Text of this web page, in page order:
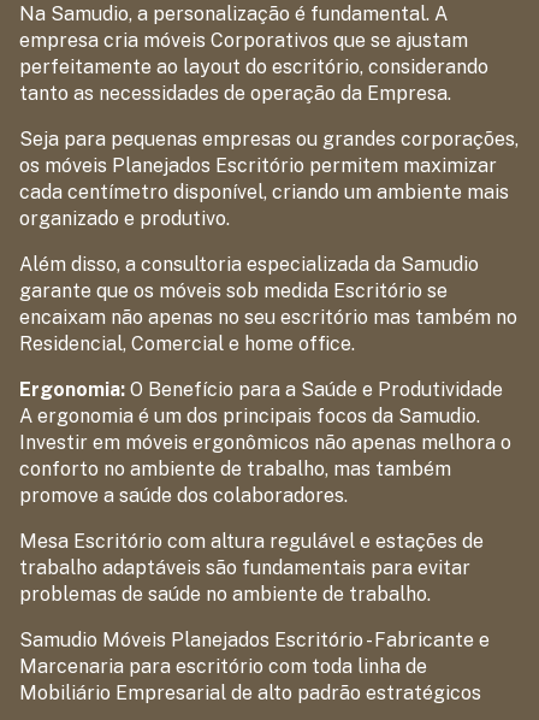
Na Samudio, a personalização é fundamental. A
empresa cria móveis Corporativos que se ajustam
perfeitamente ao layout do escritório, considerando
tanto as necessidades de operação da Empresa.
Seja para pequenas empresas ou grandes corporações,
os móveis Planejados Escritório permitem maximizar
cada centímetro disponível, criando um ambiente mais
organizado e produtivo.
Além disso, a consultoria especializada da Samudio
garante que os móveis sob medida Escritório se
encaixam não apenas no seu escritório mas também no
Residencial, Comercial e home office.
Ergonomia: O Benefício para a Saúde e Produtividade
A ergonomia é um dos principais focos da Samudio.
Investir em móveis ergonômicos não apenas melhora o
conforto no ambiente de trabalho, mas também
promove a saúde dos colaboradores.
Mesa Escritório com altura regulável e estações de
trabalho adaptáveis são fundamentais para evitar
problemas de saúde no ambiente de trabalho.
Samudio Móveis Planejados Escritório - Fabricante e
Marcenaria para escritório com toda linha de
Mobiliário Empresarial de alto padrão estratégicos